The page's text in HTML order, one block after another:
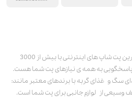
پت استور به عنوان یکی از قدیمی‌ترین پت شاپ های اینترنتی با بیش از 3000
پاسخگویی به همه ی نیازهای پت شما هست.
سگ و غذای گربه با برندهای معتبر مانند:
وسیعی از لوازم جانبی برای پت شما است.